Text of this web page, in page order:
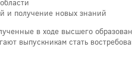
и получение новых знаний
в ходе высшего
выпускникам стать